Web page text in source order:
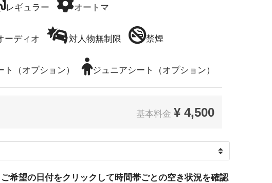
レギュラー オートマ
ーディオ 対人物無制限 禁煙
（オプション） ジュニアシート（オプション）
基本料金 ¥ 4,500
希望の日付をクリックして時間帯ごとの空き状況を確認